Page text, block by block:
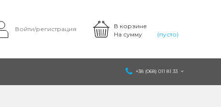
В корзине
На сумму
(пусто)
Войти/регистрация
+38 (068) 011 81 33